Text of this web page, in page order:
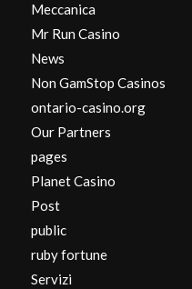
Meccanica
Mr Run Casino
News
Non GamStop Casinos
ontario-casino.org
Our Partners
pages
Planet Casino
Post
public
ruby fortune
Servizi